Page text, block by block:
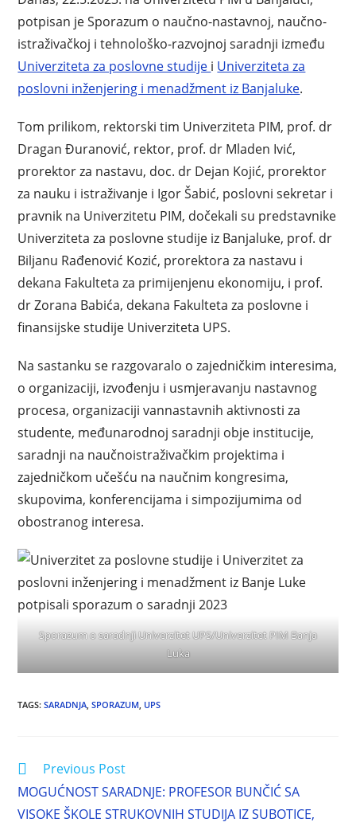
potpisan je Sporazum o naučno-nastavnoj, naučno-
istraživačkoj i tehnološko-razvojnoj saradnji između
Univerziteta za poslovne studije i Univerziteta za
poslovni inženjering i menadžment iz Banjaluke.
Tom prilikom, rektorski tim Univerziteta PIM, prof. dr
Dragan Đuranović, rektor, prof. dr Mladen Ivić,
prorektor za nastavu, doc. dr Dejan Kojić, prorektor
za nauku i istraživanje i Igor Šabić, poslovni sekretar i
pravnik na Univerzitetu PIM, dočekali su predstavnike
Univerziteta za poslovne studije iz Banjaluke, prof. dr
Biljanu Rađenović Kozić, prorektora za nastavu i
dekana Fakulteta za primijenjenu ekonomiju, i prof.
dr Zorana Babića, dekana Fakulteta za poslovne i
finansijske studije Univerziteta UPS.
Na sastanku se razgovaralo o zajedničkim interesima,
o organizaciji, izvođenju i usmjeravanju nastavnog
procesa, organizaciji vannastavnih aktivnosti za
studente, međunarodnoj saradnji obje institucije,
saradnji na naučnoistraživačkim projektima i
zajedničkom učešću na naučnim kongresima,
skupovima, konferencijama i simpozijumima od
obostranog interesa.
Sporazum o saradnji Univerzitet UPS/Univerzitet PIM Banja
Luka
TAGS:SARADNJA, SPORAZUM, UPS
Previous Post
MOGUĆNOST SARADNJE: PROFESOR BUNČIĆ SA
VISOKE ŠKOLE STRUKOVNIH STUDIJA IZ SUBOTICE,